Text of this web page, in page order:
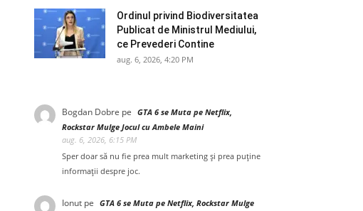
Ordinul privind Biodiversitatea
Publicat de Ministrul Mediului,
ce Prevederi Contine
aug. 6, 2026, 4:20 PM
Bogdan Dobre pe GTA 6 se Muta pe Netflix,
Rockstar Mulge Jocul cu Ambele Maini
aug. 6, 2026, 6:15 PM
Sper doar să nu fie prea mult marketing și prea puține
informații despre joc.
Ionut pe GTA 6 se Muta pe Netflix, Rockstar Mulge